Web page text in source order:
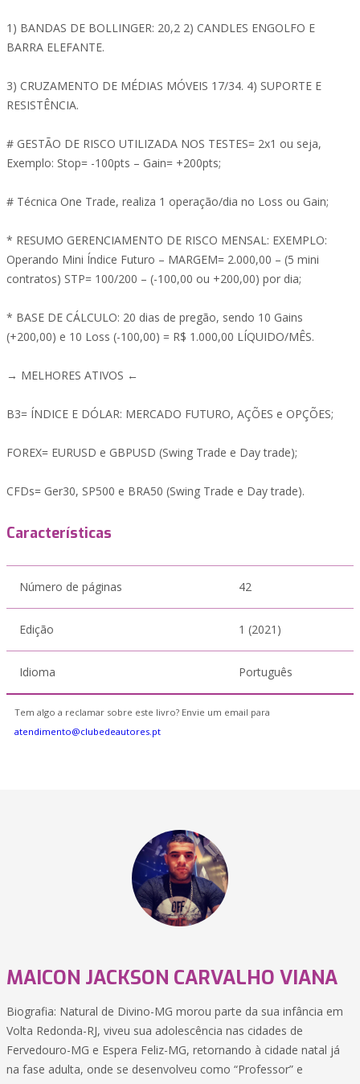
1) BANDAS DE BOLLINGER: 20,2 2) CANDLES ENGOLFO E
BARRA ELEFANTE.
3) CRUZAMENTO DE MÉDIAS MÓVEIS 17/34. 4) SUPORTE E
RESISTÊNCIA.
# GESTÃO DE RISCO UTILIZADA NOS TESTES= 2x1 ou seja,
Exemplo: Stop= -100pts – Gain= +200pts;
# Técnica One Trade, realiza 1 operação/dia no Loss ou Gain;
* RESUMO GERENCIAMENTO DE RISCO MENSAL: EXEMPLO:
Operando Mini Índice Futuro – MARGEM= 2.000,00 – (5 mini
contratos) STP= 100/200 – (-100,00 ou +200,00) por dia;
* BASE DE CÁLCULO: 20 dias de pregão, sendo 10 Gains
(+200,00) e 10 Loss (-100,00) = R$ 1.000,00 LÍQUIDO/MÊS.
→ MELHORES ATIVOS ←
B3= ÍNDICE E DÓLAR: MERCADO FUTURO, AÇÕES e OPÇÕES;
FOREX= EURUSD e GBPUSD (Swing Trade e Day trade);
CFDs= Ger30, SP500 e BRA50 (Swing Trade e Day trade).
Características
Número de páginas 42
Edição 1 (2021)
Idioma Português
Tem algo a reclamar sobre este livro? Envie um email para
atendimento@clubedeautores.pt
MAICON JACKSON CARVALHO VIANA
Biografia: Natural de Divino-MG morou parte da sua infância em
Volta Redonda-RJ, viveu sua adolescência nas cidades de
Fervedouro-MG e Espera Feliz-MG, retornando à cidade natal já
na fase adulta, onde se desenvolveu como “Professor” e